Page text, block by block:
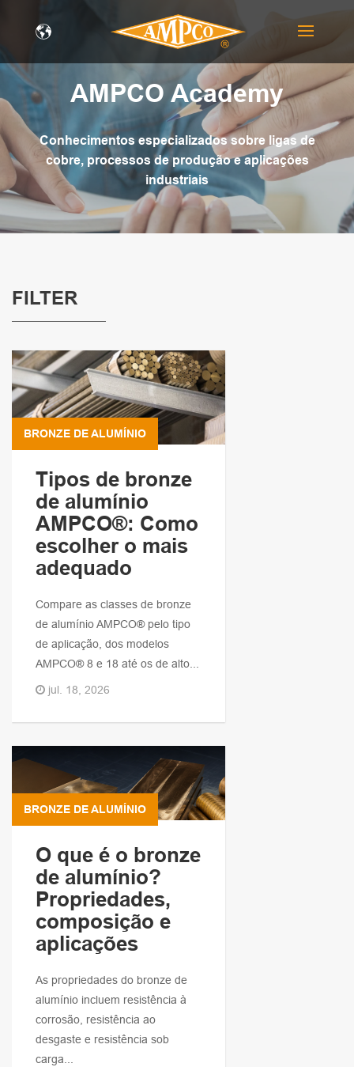
AMPCO Academy
Conhecimentos especializados sobre ligas de
cobre, processos de produção e aplicações
industriais
FILTER
BRONZE DE ALUMÍNIO
Tipos de bronze
de alumínio
AMPCO®: Como
escolher o mais
adequado
Compare as classes de bronze
de alumínio AMPCO® pelo tipo
de aplicação, dos modelos
AMPCO® 8 e 18 até os de alto...
jul. 18, 2026
BRONZE DE ALUMÍNIO
O que é o bronze
de alumínio?
Propriedades,
composição e
aplicações
As propriedades do bronze de
alumínio incluem resistência à
corrosão, resistência ao
desgaste e resistência sob
carga...